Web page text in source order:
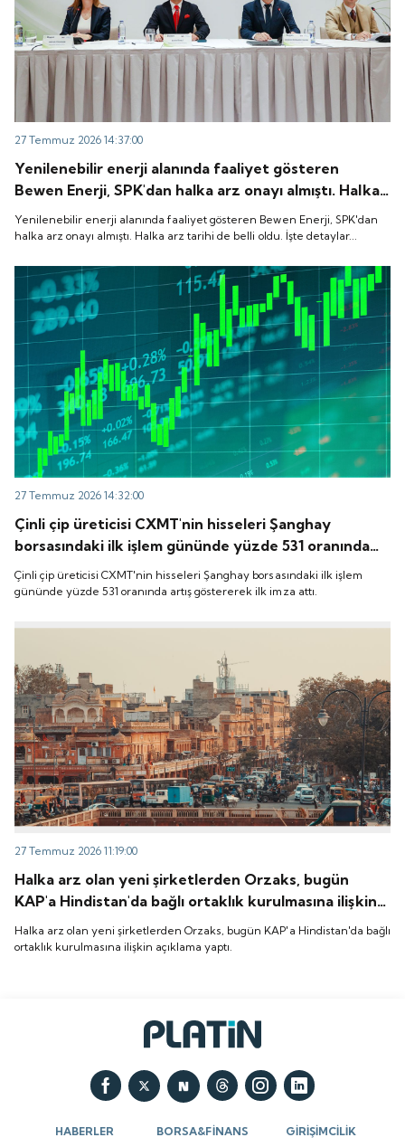
27 Temmuz 2026 14:37:00
Yenilenebilir enerji alanında faaliyet gösteren
Bewen Enerji, SPK'dan halka arz onayı almıştı. Halka
arz tarihi de belli oldu. İşte detaylar...
Yenilenebilir enerji alanında faaliyet gösteren Bewen Enerji, SPK'dan
halka arz onayı almıştı. Halka arz tarihi de belli oldu. İşte detaylar...
27 Temmuz 2026 14:32:00
Çinli çip üreticisi CXMT'nin hisseleri Şanghay
borsasındaki ilk işlem gününde yüzde 531 oranında
artış göstererek ilk imza attı.
Çinli çip üreticisi CXMT'nin hisseleri Şanghay borsasındaki ilk işlem
gününde yüzde 531 oranında artış göstererek ilk imza attı.
27 Temmuz 2026 11:19:00
Halka arz olan yeni şirketlerden Orzaks, bugün
KAP'a Hindistan'da bağlı ortaklık kurulmasına ilişkin
açıklama yaptı.
Halka arz olan yeni şirketlerden Orzaks, bugün KAP'a Hindistan'da bağlı
ortaklık kurulmasına ilişkin açıklama yaptı.
HABERLER BORSA&FİNANS GİRİŞİMCİLİK